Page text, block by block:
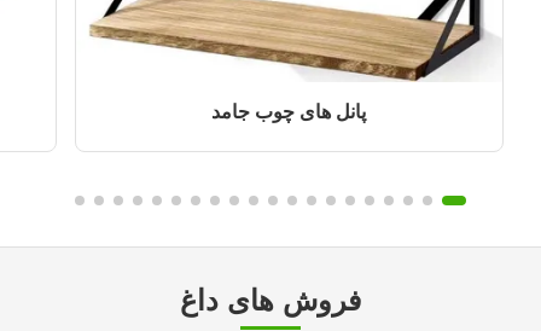
پانل های چوب جامد
فروش های داغ